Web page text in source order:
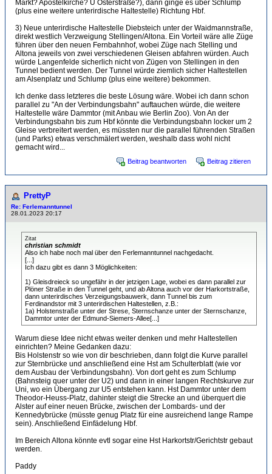
Markt? Apostelkirche? U Osterstraße?), dann ginge es über Schlump
(plus eine weitere unterirdische Haltestelle) Richtung Hbf.
3) Neue unterirdische Haltestelle Diebsteich unter der Waidmannstraße,
direkt westlich Verzweigung Stellingen/Altona. Ein Vorteil wäre alle Züge
führen über den neuen Fernbahnhof, wobei Züge nach Stelling und
Altona jeweils von zwei verschiedenen Gleisen abfahren würden. Auch
würde Langenfelde sicherlich nicht von Zügen von Stellingen in den
Tunnel bedient werden. Der Tunnel würde ziemlich sicher Haltestellen
am Alsenplatz und Schlump (plus eine weitere) bekommen.
Ich denke dass letzteres die beste Lösung wäre. Wobei ich dann schon
parallel zu "An der Verbindungsbahn" auftauchen würde, die weitere
Haltestelle wäre Dammtor (mit Anbau wie Berlin Zoo). Von An der
Verbindungsbahn bis zum Hbf könnte die Verbindungsbahn locker um 2
Gleise verbreitert werden, es müssten nur die parallel führenden Straßen
(und Parks) etwas verschmälert werden, weshalb dass wohl nicht
gemacht wird...
Beitrag beantworten Beitrag zitieren
PrettyP
Re: Ferlemanntunnel
28.01.2023 20:17
Zitat
christian schmidt
Also ich habe noch mal über den Ferlemanntunnel nachgedacht.
[...]
Ich dazu gibt es dann 3 Möglichkeiten:
1) Gleisdreieck so ungefähr in der jetzigen Lage, wobei es dann parallel zur
Plöner Straße in den Tunnel geht, und ab Altona auch vor der Harkortstraße,
dann unterirdisches Verzeigungsbauwerk, dann Tunnel bis zum
Ferdinandstor mit 3 unterirdischen Haltestellen, z.B.:
1a) Holstenstraße unter der Strese, Sternschanze unter der Sternschanze,
Dammtor unter der Edmund-Siemers-Allee[...]
Warum diese Idee nicht etwas weiter denken und mehr Haltestellen
einrichten? Meine Gedanken dazu:
Bis Holstenstr so wie von dir beschrieben, dann folgt die Kurve parallel
zur Sternbrücke und anschließend eine Hst am Schulterblatt (wie vor
dem Ausbau der Verbindungsbahn). Von dort geht es zum Schlump
(Bahnsteig quer unter der U2) und dann in einer langen Rechtskurve zur
Uni, wo ein Übergang zur U5 entstehen kann. Hst Dammtor unter dem
Theodor-Heuss-Platz, dahinter steigt die Strecke an und überquert die
Alster auf einer neuen Brücke, zwischen der Lombards- und der
Kennedybrücke (müsste genug Platz für eine ausreichend lange Rampe
sein). Anschließend Einfädelung Hbf.
Im Bereich Altona könnte evtl sogar eine Hst Harkortstr/Gerichtstr gebaut
werden.
Paddy